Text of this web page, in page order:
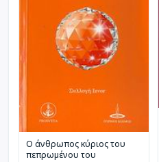
Ο άνθρωπος κύριος του
πεπρωμένου του